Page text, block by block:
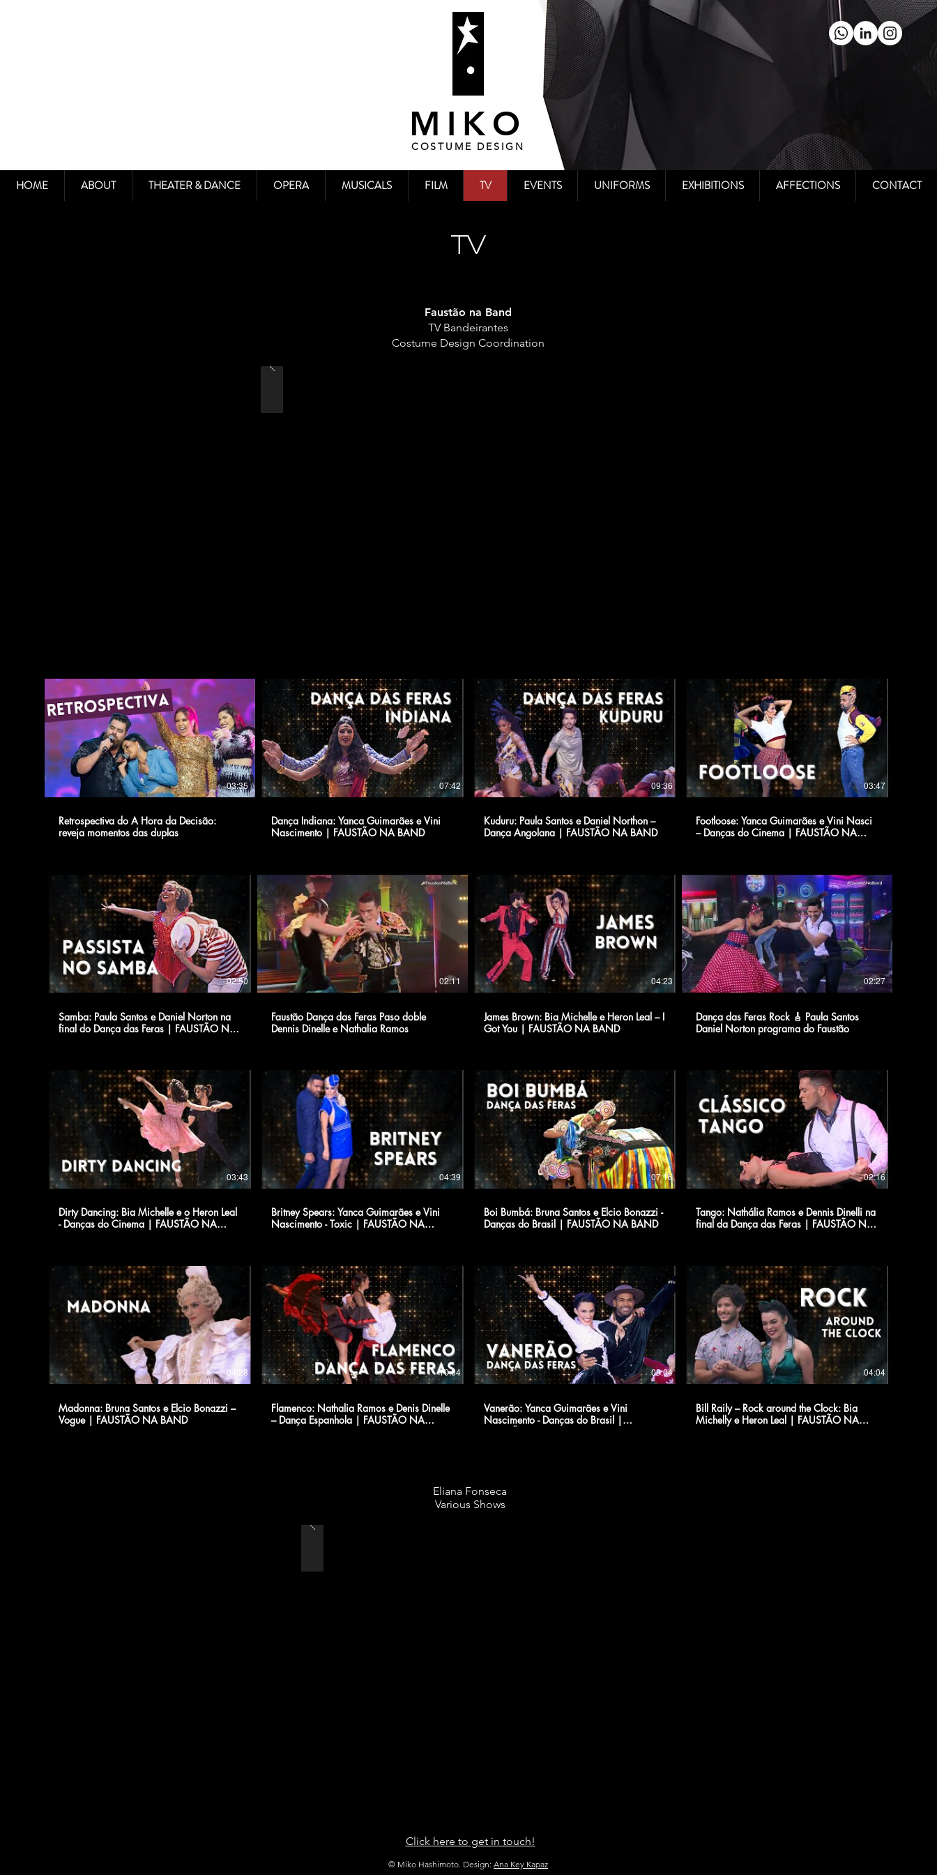
MIKO
COSTUME DESIGN
HOME ABOUT THEATER & DANCE OPERA MUSICALS FILM TV EVENTS UNIFORMS EXHIBITIONS AFFECTIONS CONTACT
TV
03:35
Retrospectiva do A Hora da Decisão:
reveja momentos das duplas
07:42
Dança Indiana: Yanca Guimarães e Vini
Nascimento | FAUSTÃO NA BAND
09:36
Kuduru: Paula Santos e Daniel Northon –
Dança Angolana | FAUSTÃO NA BAND
03:47
Footloose: Yanca Guimarães e Vini Nasci
– Danças do Cinema | FAUSTÃO NA
BAND
02:50
Samba: Paula Santos e Daniel Norton na
final do Dança das Feras | FAUSTÃO NA
02:11
Faustão Dança das Feras Paso doble
Dennis Dinelle e Nathalia Ramos
04:23
James Brown: Bia Michelle e Heron Leal – I
Got You | FAUSTÃO NA BAND
02:27
Dança das Feras Rock 🎸 Paula Santos
Daniel Norton programa do Faustão
03:43
Dirty Dancing: Bia Michelle e o Heron Leal
- Danças do Cinema | FAUSTÃO NA
04:39
Britney Spears: Yanca Guimarães e Vini
Nascimento - Toxic | FAUSTÃO NA
07:16
Boi Bumbá: Bruna Santos e Elcio Bonazzi -
Danças do Brasil | FAUSTÃO NA BAND
02:16
Tango: Nathália Ramos e Dennis Dinelli na
final da Dança das Feras | FAUSTÃO NA
04:28
Madonna: Bruna Santos e Elcio Bonazzi –
Vogue | FAUSTÃO NA BAND
10:04
Flamenco: Nathalia Ramos e Denis Dinelle
– Dança Espanhola | FAUSTÃO NA
09:04
Vanerão: Yanca Guimarães e Vini
Nascimento - Danças do Brasil |
04:04
Bill Raily – Rock around the Clock: Bia
Michelly e Heron Leal | FAUSTÃO NA
Faustão na Band
TV Bandeirantes
Costume Design Coordination
Eliana Fonseca
Various Shows
Click here to get in touch!
© Miko Hashimoto. Design: Ana Key Kapaz